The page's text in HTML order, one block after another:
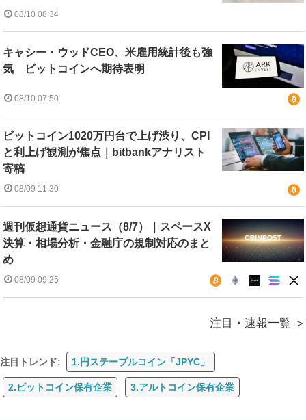
08/10 08:34
キャシー・ウッドCEO、米雇用統計後も強
気 ビットコインへ期待表明
08/10 07:50
ビットコイン1020万円台で上げ渋り、CPI
と利上げ観測が焦点｜bitbankアナリスト
寄稿
08/09 11:30
週刊仮想通貨ニュース（8/7）｜スペースX
決算・相場分析・金融庁の規制対応のまと
め
08/09 09:25
注目・速報一覧
注目トレンド: 1.円ステーブルコイン「JPYC」
2.ビットコイン保有企業 3.アルトコイン保有企業